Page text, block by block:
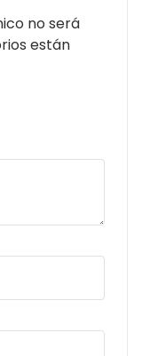
no será
están